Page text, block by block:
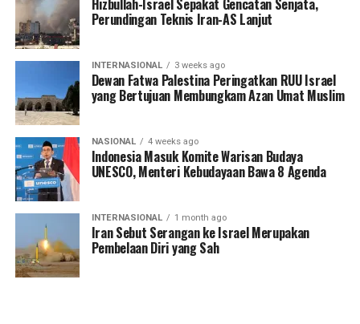
Hizbullah-Israel Sepakat Gencatan Senjata,
Perundingan Teknis Iran-AS Lanjut
INTERNASIONAL 3 weeks ago
Dewan Fatwa Palestina Peringatkan RUU Israel
yang Bertujuan Membungkam Azan Umat Muslim
NASIONAL 4 weeks ago
Indonesia Masuk Komite Warisan Budaya
UNESCO, Menteri Kebudayaan Bawa 8 Agenda
INTERNASIONAL 1 month ago
Iran Sebut Serangan ke Israel Merupakan
Pembelaan Diri yang Sah